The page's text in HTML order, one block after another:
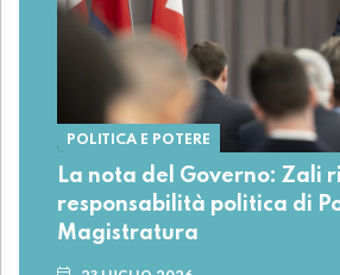
POLITICA E POTERE
La nota del Governo: Zali
responsabilità politica di
Magistratura